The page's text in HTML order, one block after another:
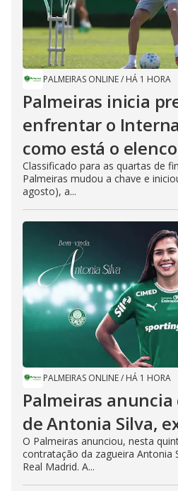
PALMEIRAS ONLINE/ HÁ 1 HORA
Palmeiras inicia
enfrentar o
como está o elenco
Classificado para as quartas de
Palmeiras mudou a chave e
agosto), a...
PALMEIRAS ONLINE/ HÁ 1 HORA
Palmeiras
de Antonia Silva,
O Palmeiras anunciou, nesta
contratação da zagueira Antonia
Real Madrid. A...